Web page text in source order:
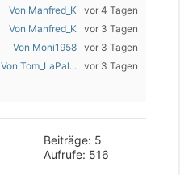
Von Manfred_K vor 4 Tagen
Von Manfred_K vor 3 Tagen
Von Moni1958 vor 3 Tagen
Von Tom_LaPal... vor 3 Tagen
Beiträge: 5
Aufrufe: 516